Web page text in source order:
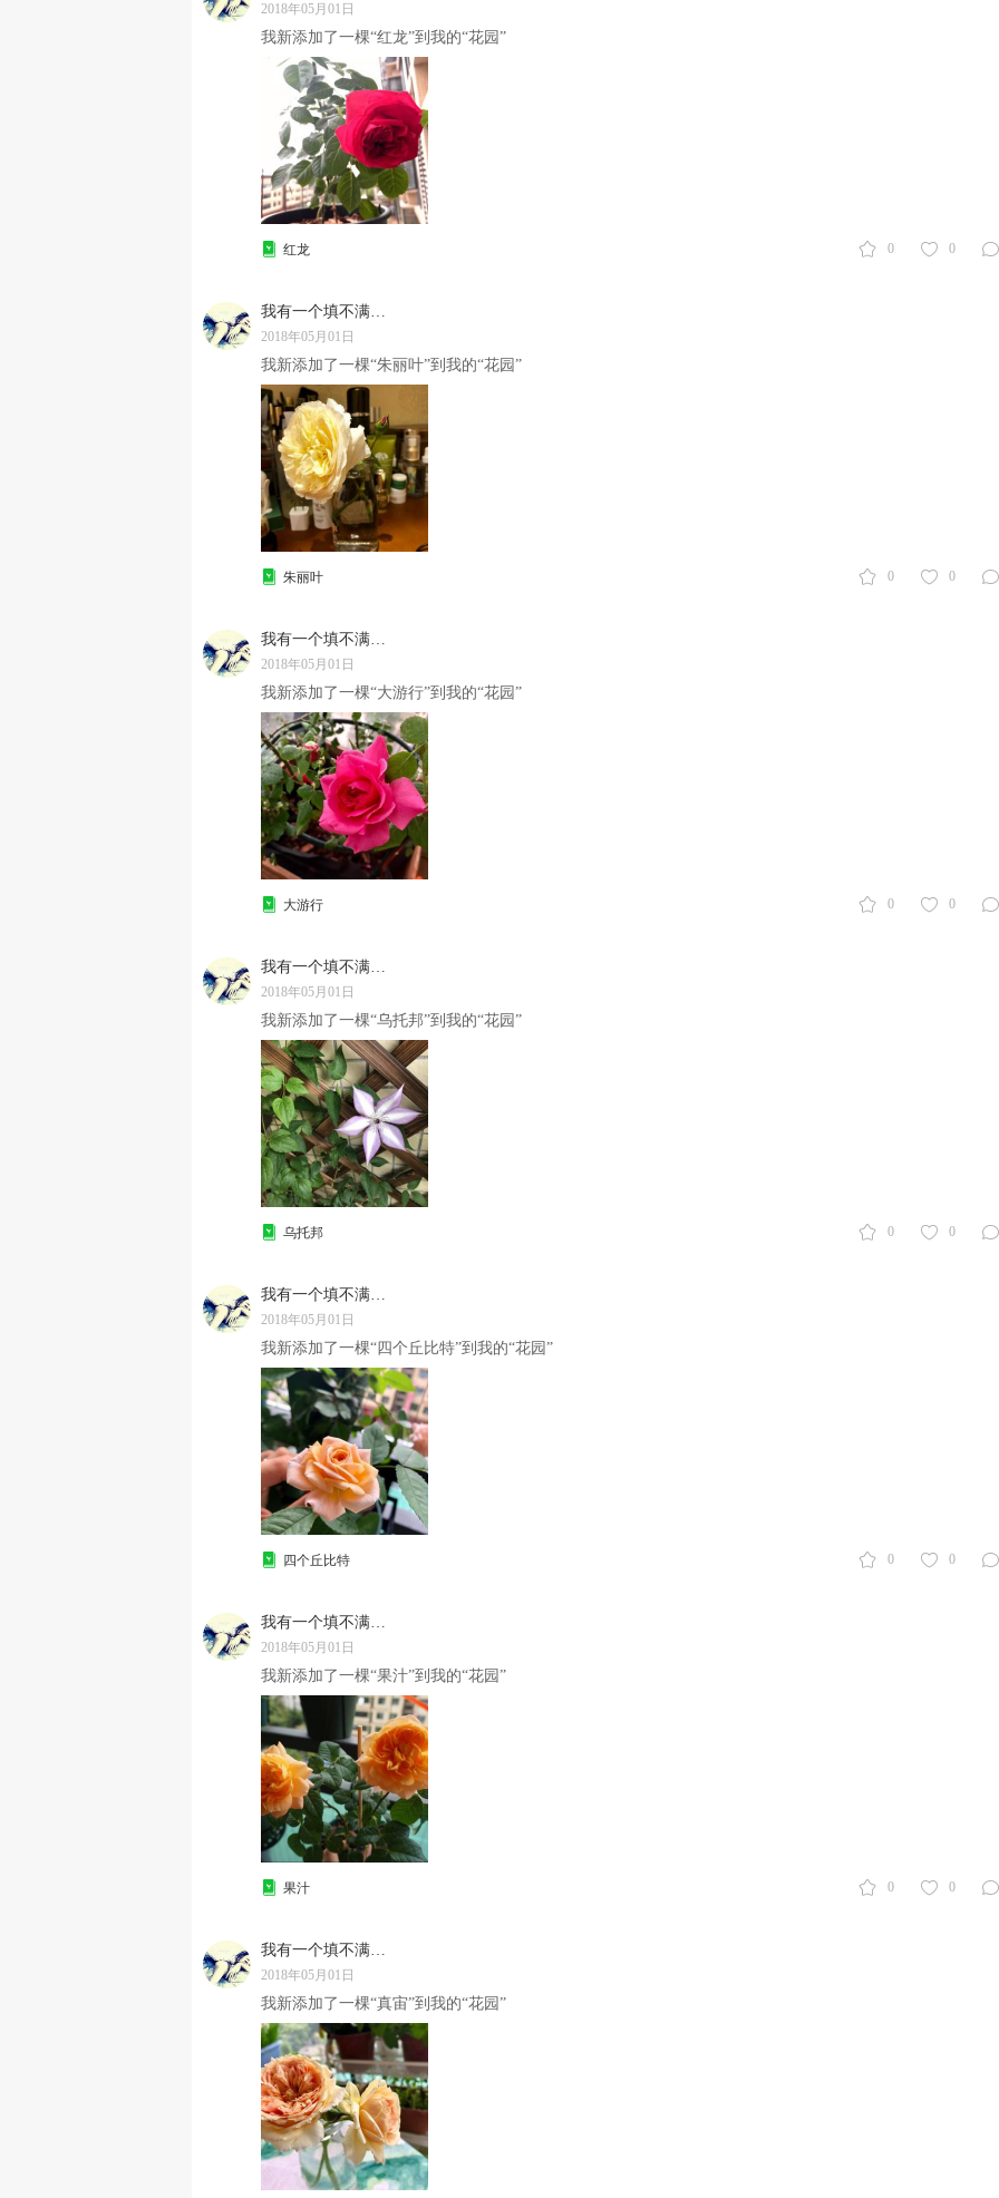
2018年05月01日
我新添加了一棵“红龙”到我的“花园”
0 0
红龙
我有一个填不满的胃
2018年05月01日
我新添加了一棵“朱丽叶”到我的“花园”
0 0
朱丽叶
我有一个填不满的胃
2018年05月01日
我新添加了一棵“大游行”到我的“花园”
0 0
大游行
我有一个填不满的胃
2018年05月01日
我新添加了一棵“乌托邦”到我的“花园”
0 0
乌托邦
我有一个填不满的胃
2018年05月01日
我新添加了一棵“四个丘比特”到我的“花园”
0 0
四个丘比特
我有一个填不满的胃
2018年05月01日
我新添加了一棵“果汁”到我的“花园”
0 0
果汁
我有一个填不满的胃
2018年05月01日
我新添加了一棵“真宙”到我的“花园”